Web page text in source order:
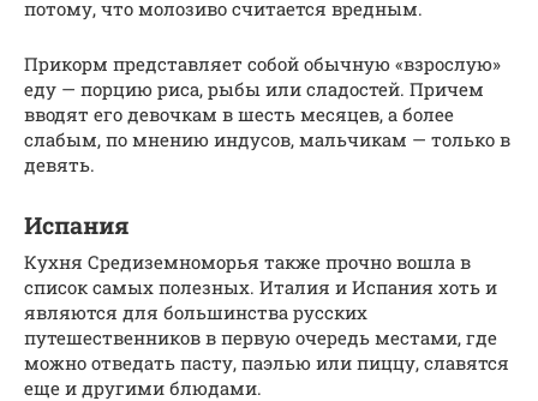
потому, что молозиво считается вредным.
Прикорм представляет собой обычную «взрослую»
еду — порцию риса, рыбы или сладостей. Причем
вводят его девочкам в шесть месяцев, а более
слабым, по мнению индусов, мальчикам — только в
девять.
Испания
Кухня Средиземноморья также прочно вошла в
список самых полезных. Италия и Испания хоть и
являются для большинства русских
путешественников в первую очередь местами, где
можно отведать пасту, паэлью или пиццу, славятся
еще и другими блюдами.